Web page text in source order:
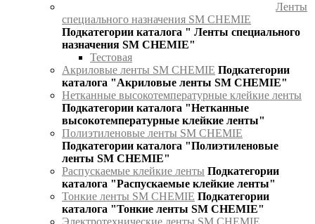
Ленты
специального назначения SM CHEMIE
Подкатегории каталога " Ленты специального
назначения SM CHEMIE"
Тестовая
Акриловые ленты SM CHEMIE Подкатегории
каталога "Акриловые ленты SM CHEMIE"
Нетканные высокотемпературные клейкие ленты
Подкатегории каталога "Нетканные
высокотемпературные клейкие ленты"
Полиэтиленовые ленты SM CHEMIE
Подкатегории каталога "Полиэтиленовые
ленты SM CHEMIE"
Распускаемые клейкие ленты Подкатегории
каталога "Распускаемые клейкие ленты"
Тонкие ленты SM CHEMIE Подкатегории
каталога "Тонкие ленты SM CHEMIE"
Электротехнические ленты SM CHEMIE